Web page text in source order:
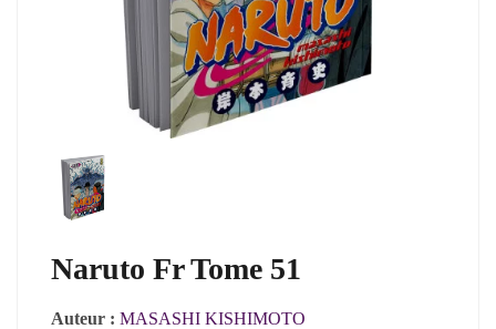
Naruto Fr Tome 51
Auteur : MASASHI KISHIMOTO